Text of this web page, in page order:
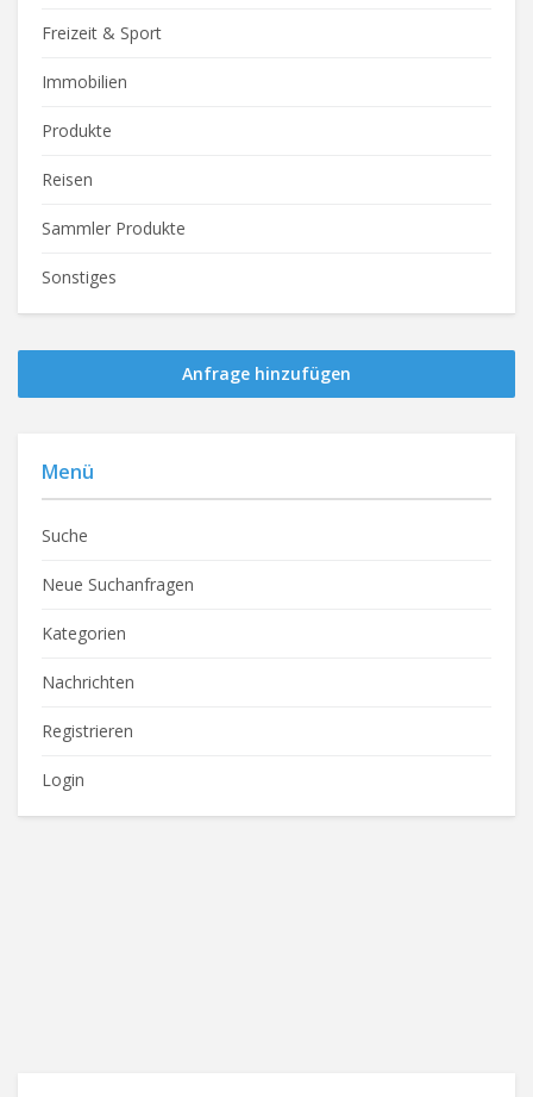
Freizeit & Sport
Immobilien
Produkte
Reisen
Sammler Produkte
Sonstiges
Anfrage hinzufügen
Menü
Suche
Neue Suchanfragen
Kategorien
Nachrichten
Registrieren
Login